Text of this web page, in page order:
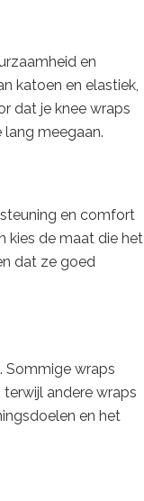
en
katoen en elastiek,
dat je knee wraps
meegaan.
en comfort
kies de maat die het
dat ze goed
Sommige wraps
andere wraps
en het